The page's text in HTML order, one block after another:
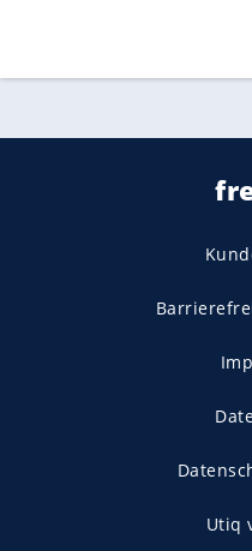
Utiq